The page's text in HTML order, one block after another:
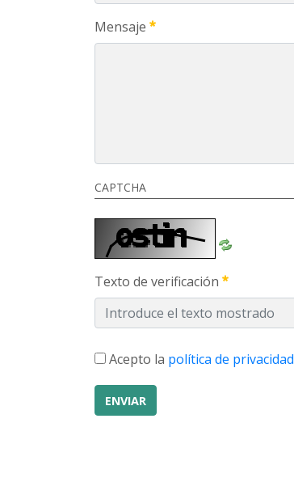
Mensaje
CAPTCHA
Texto de verificación
Acepto la política de privacidad
ENVIAR